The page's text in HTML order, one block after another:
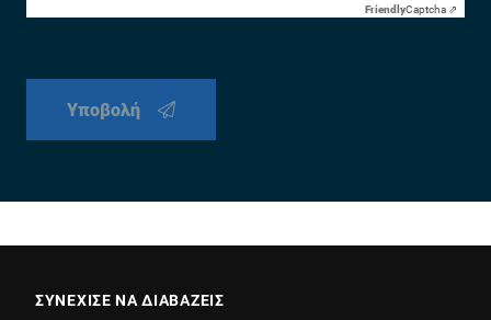
FriendlyCaptcha ⇗
Υποβολή
ΣΥΝΕΧΙΣΕ ΝΑ ΔΙΑΒΑΖΕΙΣ